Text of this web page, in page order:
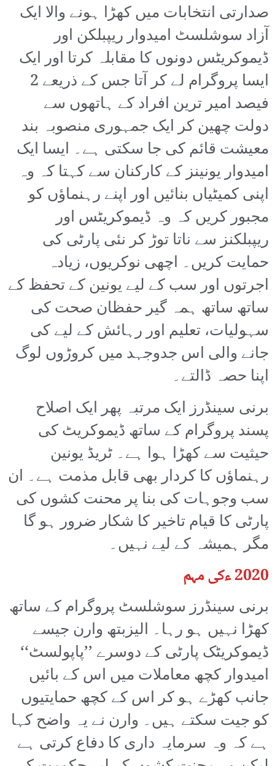
صدارتی انتخابات میں کھڑا ہونے والا ایک
آزاد سوشلسٹ امیدوار ریپبلکن اور
ڈیموکریٹس دونوں کا مقابلہ کرتا اور ایک
ایسا پروگرام لے کر آتا جس کے ذریعے 2
فیصد امیر ترین افراد کے ہاتھوں سے
دولت چھین کر ایک جمہوری منصوبہ بند
معیشت قائم کی جا سکتی ہے۔ ایسا ایک
امیدوار یونینز کے کارکنان سے کہتا کہ وہ
اپنی کمیٹیاں بنائیں اور اپنے رہنماؤں کو
مجبور کریں کہ وہ ڈیموکریٹس اور
ریپبلکنز سے ناتا توڑ کر نئی پارٹی کی
حمایت کریں۔ اچھی نوکریوں، زیادہ
اجرتوں اور سب کے لیے یونین کے تحفظ کے
ساتھ ساتھ ہمہ گیر حفظان صحت کی
سہولیات، تعلیم اور رہائش کے لیے کی
جانے والی اس جدوجہد میں کروڑوں لوگ
اپنا حصہ ڈالتے۔
برنی سینڈرز ایک مرتبہ پھر ایک اصلاح
پسند پروگرام کے ساتھ ڈیموکریٹ کی
حیثیت سے کھڑا ہوا ہے۔ ٹریڈ یونین
رہنماؤں کا کردار بھی قابل مذمت ہے۔ ان
سب وجوہات کی بنا پر محنت کشوں کی
پارٹی کا قیام تاخیر کا شکار ضرور ہو گا
مگر ہمیشہ کے لیے نہیں۔
2020 ءکی مہم
برنی سینڈرز سوشلسٹ پروگرام کے ساتھ
کھڑا نہیں ہو رہا۔ الیزبتھ وارن جیسے
ڈیموکریٹک پارٹی کے دوسرے ’’پاپولسٹ‘‘
امیدوار کچھ معاملات میں اس کے بائیں
جانب کھڑے ہو کر اس کے کچھ حمایتیوں
کو جیت سکتے ہیں۔ وارن نے یہ واضح کہا
ہے کہ وہ سرمایہ داری کا دفاع کرتی ہے